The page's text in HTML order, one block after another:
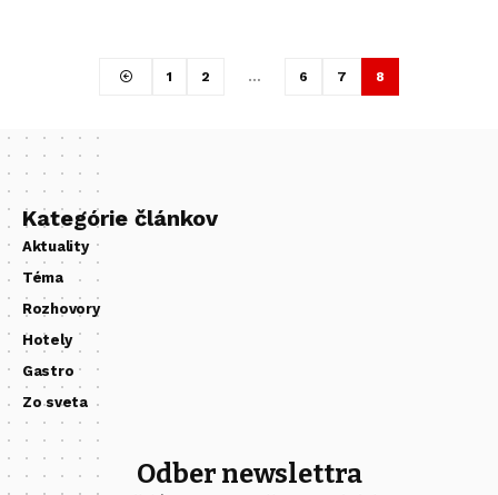
1 2 … 6 7 8
Kategórie článkov
Aktuality
Téma
Rozhovory
Hotely
Gastro
Zo sveta
Odber newslettra